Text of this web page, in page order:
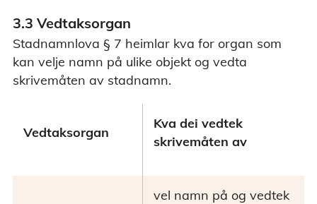
3.3 Vedtaksorgan
Stadnamnlova § 7 heimlar kva for organ som
kan velje namn på ulike objekt og vedta
skrivemåten av stadnamn.
Vedtaksorgan
Kva dei vedtek
skrivemåten av
vel namn på og vedtek